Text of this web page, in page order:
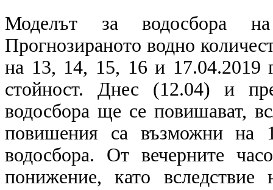
Моделът за водосбора
Прогнозираното водно
на 13, 14, 15, 16 и 17.04.2019
стойност. Днес (12.04) и
водосбора ще се повишават,
повишения са възможни на
водосбора. От вечерните
понижение, като